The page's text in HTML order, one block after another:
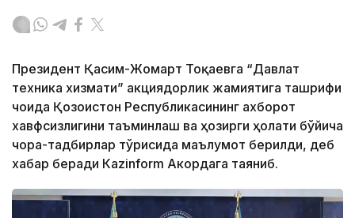
Президент Қасим-Жомарт Тоқаевга “Давлат
техника хизмати” акциядорлик жамиятига ташрифи
чоғида Қозоғистон Республикасининг ахборот
хавфсизлигини таъминлаш ва ҳозирги ҳолати бўйича
чора-тадбирлар тўғрисида маълумот берилди, деб
хабар беради Каzinform Акордага таяниб.